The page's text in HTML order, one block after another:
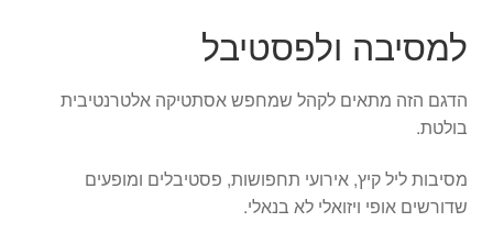
למסיבה ולפסטיבל
הדגם הזה מתאים לקהל שמחפש אסתטיקה אלטרנטיבית
בולטת.
מסיבות ליל קיץ, אירועי תחפושות, פסטיבלים ומופעים
שדורשים אופי ויזואלי לא בנאלי.